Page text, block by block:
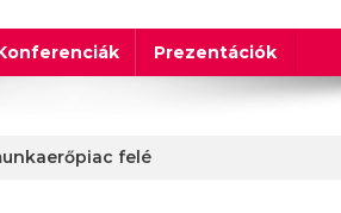
Prezentációk
felé